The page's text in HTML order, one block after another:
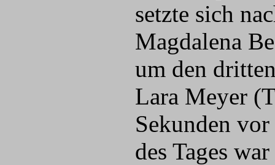
setzte sich
Magdalena
um den
Lara Meyer
Sekunden
des Tages